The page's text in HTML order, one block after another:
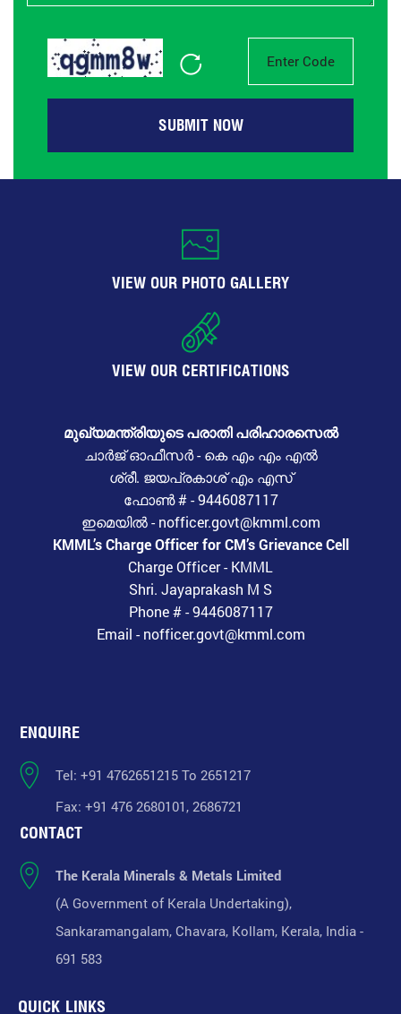
VIEW OUR PHOTO GALLERY
VIEW OUR CERTIFICATIONS
മുഖ്യമന്ത്രിയുടെ പരാതി പരിഹാരസെൽ
ചാർജ് ഓഫീസർ - കെ എം എം എൽ
ശ്രീ. ജയപ്രകാശ് എം എസ്
ഫോൺ # - 9446087117
ഇമെയിൽ - nofficer.govt@kmml.com
KMML’s Charge Officer for CM’s Grievance Cell
Charge Officer - KMML
Shri. Jayaprakash M S
Phone # - 9446087117
Email - nofficer.govt@kmml.com
ENQUIRE
Tel: +91 4762651215 To 2651217
Fax: +91 476 2680101, 2686721
CONTACT
The Kerala Minerals & Metals Limited
(A Government of Kerala Undertaking),
Sankaramangalam, Chavara, Kollam, Kerala, India -
691 583
QUICK LINKS